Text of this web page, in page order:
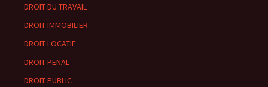
DROIT DU TRAVAIL
DROIT IMMOBILIER
DROIT LOCATIF
DROIT PENAL
DROIT PUBLIC